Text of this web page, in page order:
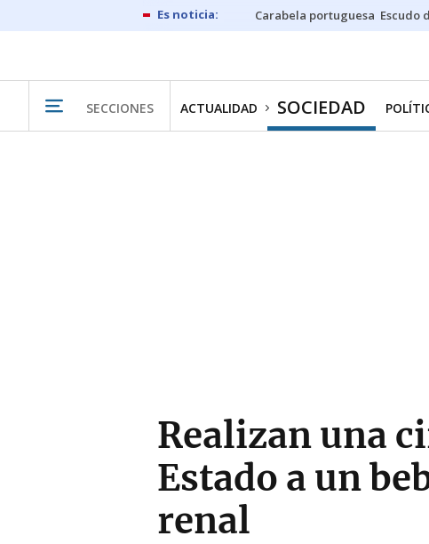
Carabela portuguesa Escudo
SECCIONES ACTUALIDAD SOCIEDAD
Realizan una
Estado a un
renal